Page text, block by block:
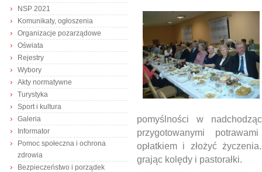
NSP 2021
Komunikaty, ogłoszenia
Organizacje pozarządowe
Oświata
Rejestry
Wybory
Akty normatywne
Turystyka
Sport i kultura
Galeria
Informator
Pomoc społeczna i ochrona
zdrowia
Bezpieczeństwo i porządek
pomyślności w
przygotowanymi
opłatkiem i złożyć
grając kolędy i pastorałki.